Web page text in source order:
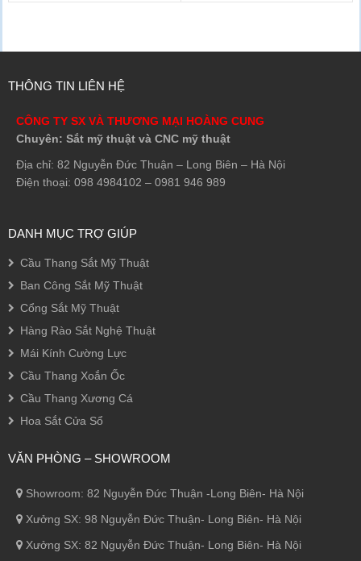
THÔNG TIN LIÊN HỆ
CÔNG TY SX VÀ THƯƠNG MẠI HOÀNG CUNG
Chuyên: Sắt mỹ thuật và CNC mỹ thuật
Địa chỉ: 82 Nguyễn Đức Thuận – Long Biên – Hà Nội
Điện thoại: 098 4984102 – 0981 946 989
DANH MỤC TRỢ GIÚP
Cầu Thang Sắt Mỹ Thuật
Ban Công Sắt Mỹ Thuật
Cổng Sắt Mỹ Thuật
Hàng Rào Sắt Nghệ Thuật
Mái Kính Cường Lực
Cầu Thang Xoắn Ốc
Cầu Thang Xương Cá
Hoa Sắt Cửa Sổ
VĂN PHÒNG – SHOWROOM
Showroom: 82 Nguyễn Đức Thuận -Long Biên- Hà Nội
Xưởng SX: 98 Nguyễn Đức Thuận- Long Biên- Hà Nội
Xưởng SX: 82 Nguyễn Đức Thuận- Long Biên- Hà Nội